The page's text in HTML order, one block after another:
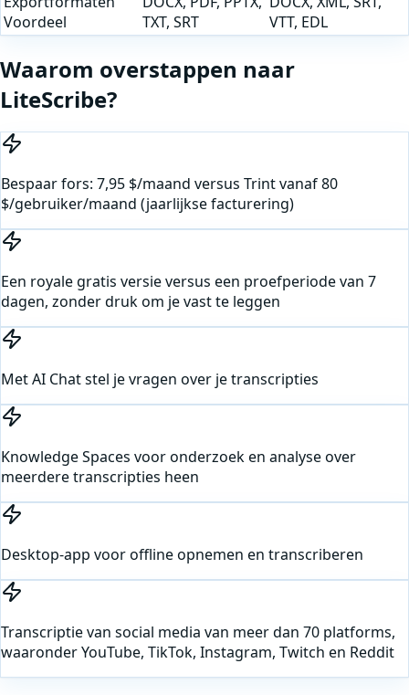
Voordeel
TXT, SRT
VTT, EDL
Waarom overstappen naar
LiteScribe?
Bespaar fors: 7,95 $/maand versus Trint vanaf 80
$/gebruiker/maand (jaarlijkse facturering)
Een royale gratis versie versus een proefperiode van 7
dagen, zonder druk om je vast te leggen
Met AI Chat stel je vragen over je transcripties
Knowledge Spaces voor onderzoek en analyse over
meerdere transcripties heen
Desktop-app voor offline opnemen en transcriberen
Transcriptie van social media van meer dan 70 platforms,
waaronder YouTube, TikTok, Instagram, Twitch en Reddit